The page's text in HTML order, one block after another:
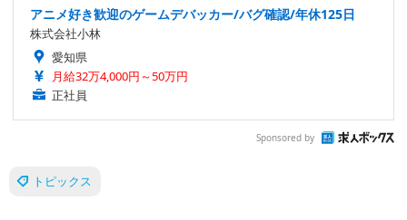
アニメ好き歓迎のゲームデバッカー/バグ確認/年休125日
株式会社小林
愛知県
月給32万4,000円～50万円
正社員
Sponsored by
トピックス